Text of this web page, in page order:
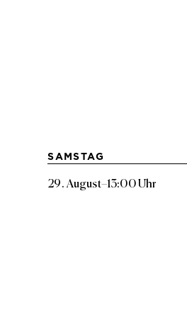
SAMSTAG
29. August–13:00 Uhr